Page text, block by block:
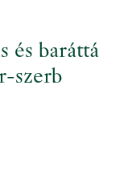
és baráttá
szerb